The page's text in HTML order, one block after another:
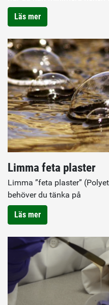
Läs mer
Limma feta plaster
Limma ”feta plaster”
behöver du tänka på
Läs mer